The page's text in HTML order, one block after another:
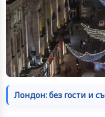
Лондон: без гости и